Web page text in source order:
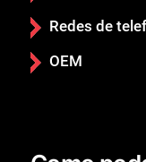
Redes de
OEM